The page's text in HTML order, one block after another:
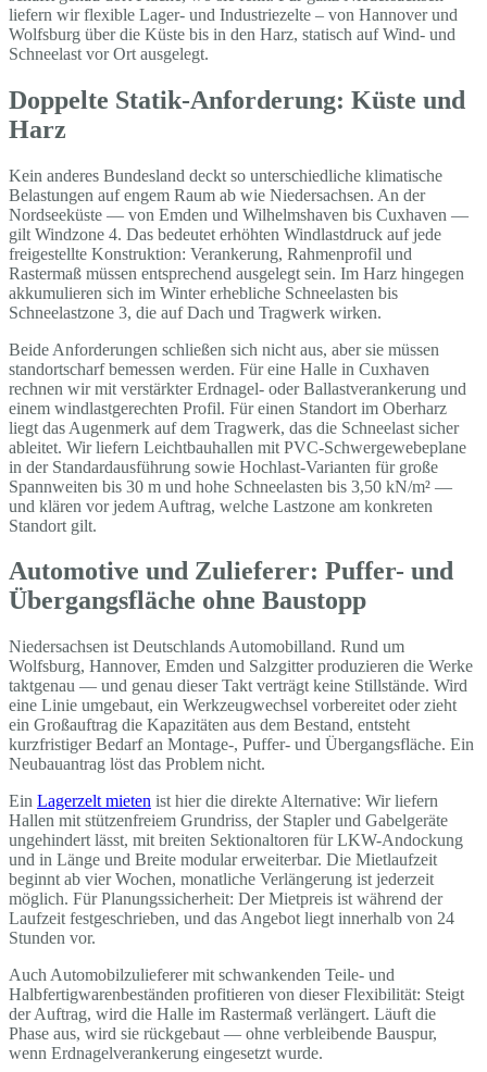
liefern wir flexible Lager- und Industriezelte – von Hannover und
Wolfsburg über die Küste bis in den Harz, statisch auf Wind- und
Schneelast vor Ort ausgelegt.
Doppelte Statik-Anforderung: Küste und
Harz
Kein anderes Bundesland deckt so unterschiedliche klimatische
Belastungen auf engem Raum ab wie Niedersachsen. An der
Nordseeküste — von Emden und Wilhelmshaven bis Cuxhaven —
gilt Windzone 4. Das bedeutet erhöhten Windlastdruck auf jede
freigestellte Konstruktion: Verankerung, Rahmenprofil und
Rastermaß müssen entsprechend ausgelegt sein. Im Harz hingegen
akkumulieren sich im Winter erhebliche Schneelasten bis
Schneelastzone 3, die auf Dach und Tragwerk wirken.
Beide Anforderungen schließen sich nicht aus, aber sie müssen
standortscharf bemessen werden. Für eine Halle in Cuxhaven
rechnen wir mit verstärkter Erdnagel- oder Ballastverankerung und
einem windlastgerechten Profil. Für einen Standort im Oberharz
liegt das Augenmerk auf dem Tragwerk, das die Schneelast sicher
ableitet. Wir liefern Leichtbauhallen mit PVC-Schwergewebeplane
in der Standardausführung sowie Hochlast-Varianten für große
Spannweiten bis 30 m und hohe Schneelasten bis 3,50 kN/m² —
und klären vor jedem Auftrag, welche Lastzone am konkreten
Standort gilt.
Automotive und Zulieferer: Puffer- und
Übergangsfläche ohne Baustopp
Niedersachsen ist Deutschlands Automobilland. Rund um
Wolfsburg, Hannover, Emden und Salzgitter produzieren die Werke
taktgenau — und genau dieser Takt verträgt keine Stillstände. Wird
eine Linie umgebaut, ein Werkzeugwechsel vorbereitet oder zieht
ein Großauftrag die Kapazitäten aus dem Bestand, entsteht
kurzfristiger Bedarf an Montage-, Puffer- und Übergangsfläche. Ein
Neubauantrag löst das Problem nicht.
Ein Lagerzelt mieten ist hier die direkte Alternative: Wir liefern
Hallen mit stützenfreiem Grundriss, der Stapler und Gabelgeräte
ungehindert lässt, mit breiten Sektionaltoren für LKW-Andockung
und in Länge und Breite modular erweiterbar. Die Mietlaufzeit
beginnt ab vier Wochen, monatliche Verlängerung ist jederzeit
möglich. Für Planungssicherheit: Der Mietpreis ist während der
Laufzeit festgeschrieben, und das Angebot liegt innerhalb von 24
Stunden vor.
Auch Automobilzulieferer mit schwankenden Teile- und
Halbfertigwarenbeständen profitieren von dieser Flexibilität: Steigt
der Auftrag, wird die Halle im Rastermaß verlängert. Läuft die
Phase aus, wird sie rückgebaut — ohne verbleibende Bauspur,
wenn Erdnagelverankerung eingesetzt wurde.